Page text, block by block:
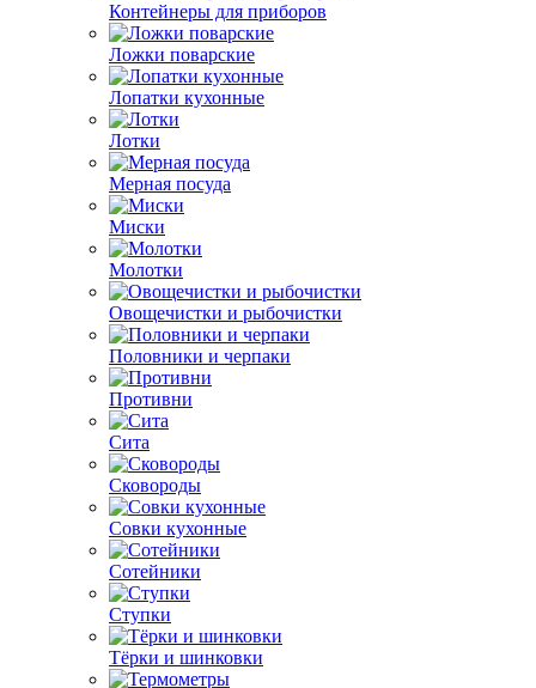
Контейнеры для приборов
Ложки поварские
Лопатки кухонные
Лотки
Мерная посуда
Миски
Молотки
Овощечистки и рыбочистки
Половники и черпаки
Противни
Сита
Сковороды
Совки кухонные
Сотейники
Ступки
Тёрки и шинковки